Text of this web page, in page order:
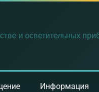
и осветительных
Информация